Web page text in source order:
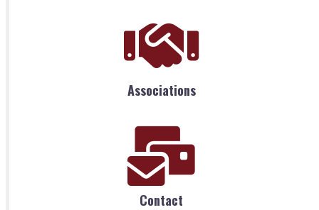
Associations
Contact